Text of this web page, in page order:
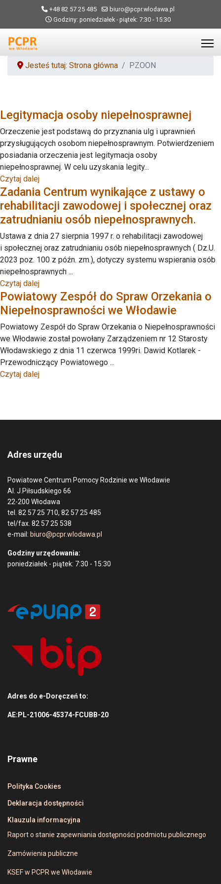
+48 82 57 25 485
biuro@pcpr.wlodawa.pl
Godziny: poniedziałek - piątek: 7:30 - 15:30
Jesteś tutaj: Strona główna PZOON
Legitymacja osoby niepełnosprawnej
Orzeczenie jest podstawą do przyznania ulg i uprawnień
przysługujących osobom niepełnosprawnym. Potwierdzeniem
posiadania orzeczenia jest legitymacja osoby
niepełnosprawnej. W celu uzyskania legity...
Czytaj dalej
Zadania Centrum wynikające z ustawy o
rehabilitacji zawodowej i społecznej oraz
zatrudnianiu osób niepełnosprawnych.
Ustawa z dnia 27 sierpnia 1997 r. o rehabilitacji zawodowej
i społecznej oraz zatrudnianiu osób niepełnosprawnych ( Dz.U.
2023 poz. 100 z późn. zm.), dotyczy systemu wspierania osób
niepełnosprawnych ...
Czytaj dalej
Powiatowy Zespół do Spraw Orzekania o
Niepełnosprawności we Włodawie
Powiatowy Zespół do Spraw Orzekania o Niepełnosprawności
we Włodawie został powołany Zarządzeniem nr 12 Starosty
Włodawskiego z dnia 11 czerwca 1999ri. Dawid Kotlarek -
Przewodniczący Powiatowego ...
Czytaj dalej
Adres urzędu
Powiatowe Centrum Pomocy Rodzinie we Włodawie
Al. J.Piłsudskiego 66
22-200 Włodawa
tel. 82 57 25 710, 82 57 25 485
tel/fax. 82 57 25 538
e-mail: biuro@pcpr.wlodawa.pl
Godziny urzędowania:
poniedziałek - piątek: 7:30 - 15:30
Adres do e-Doręczeń to:
AE:PL-21006-45374-FCUBB-20
Prawne
Polityka Cookies
Deklaracja dostępności
Klauzula informacyjna
Raport o stanie zapewniania dostępności podmiotu publicznego
Zamówienia publiczne
KSEF w PCPR we Włodawie